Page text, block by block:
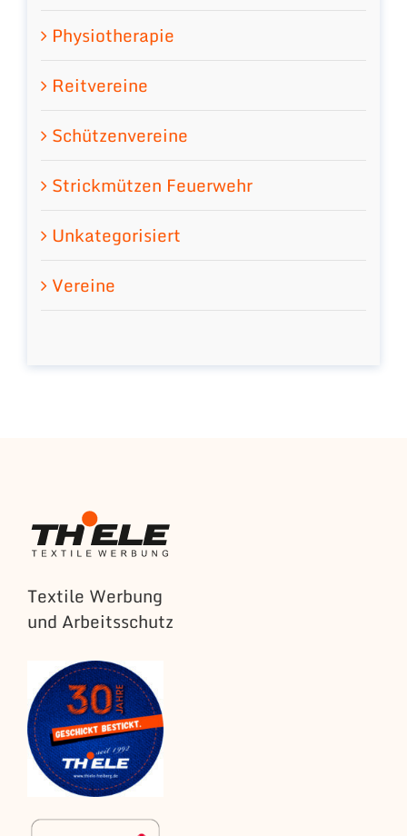
Physiotherapie
Reitvereine
Schützenvereine
Strickmützen Feuerwehr
Unkategorisiert
Vereine
Textile Werbung
und Arbeitsschutz